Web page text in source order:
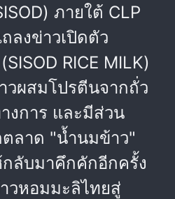
ภายใต้ CLP
ลงข่าวเปิดตัว
RICE MILK)
วผสมโปรตีนจากถั่ว
งการ และมีส่วน
ลาด "น้ำนมข้าว"
กลับมาคึกคักอีกครั้ง
วหอมมะลิไทยสู่